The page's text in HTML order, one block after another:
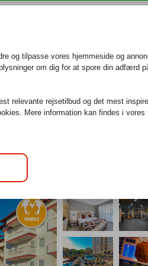
40.000 danske gæster i 2025